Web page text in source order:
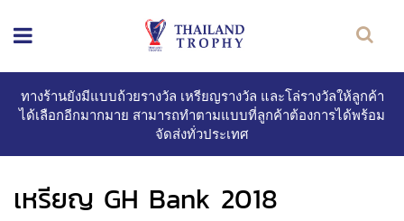
ทางร้านยังมีแบบถ้วยรางวัล เหรียญรางวัล และโล่รางวัลให้ลูกค้า
ได้เลือกอีกมากมาย สามารถทำตามแบบที่ลูกค้าต้องการได้พร้อม
จัดส่งทั่วประเทศ
เหรียญ GH Bank 2018